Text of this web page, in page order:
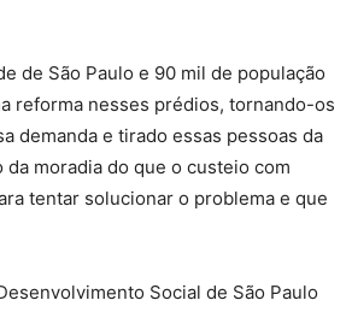
de São Paulo e 90 mil de população
reforma nesses prédios, tornando-os
demanda e tirado essas pessoas da
moradia do que o custeio com
tentar solucionar o problema e que
Social de São Paulo